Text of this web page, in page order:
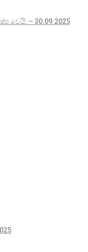
වෙයි. – 30.09.2025